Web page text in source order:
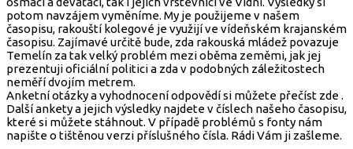
potom navzájem vyměníme. My je použijeme v našem
časopisu, rakouští kolegové je využijí ve vídeňském krajanském
časopisu. Zajímavé určitě bude, zda rakouská mládež povazuje
Temelín za tak velký problém mezi oběma zeměmi, jak jej
prezentuji oficiální politici a zda v podobných záležitostech
neměří dvojím metrem.
Anketní otázky a vyhodnocení odpovědí si můžete přečíst zde .
Další ankety a jejich výsledky najdete v číslech našeho časopisu,
které si můžete stáhnout. V případě problémů s fonty nám
napište o tištěnou verzi příslušného čísla. Rádi Vám ji zašleme.